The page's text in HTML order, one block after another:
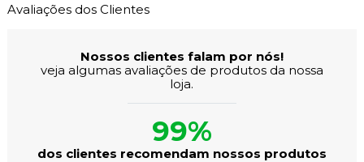
Avaliações dos Clientes
Nossos clientes falam por nós!
veja algumas avaliações de produtos da nossa
loja.
99%
dos clientes recomendam nossos produtos